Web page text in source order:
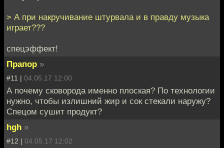
> А при накручивание штурвала и в правду музыка
играет???
спецэффект!
Прапор »
#11 | 04.05.17 12:00
А почему сковорода именно плоская? По технологии
нужно, чтобы излишний жир и сок стекали наружу?
Спецом сушит продукт?
hgh »
#12 | 04.05.17 12:02